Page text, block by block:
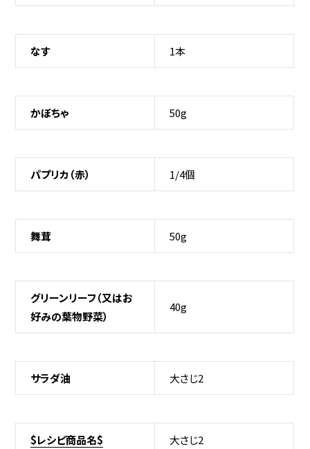
なす 1本
かぼちゃ 50g
パプリカ（赤） 1/4個
舞茸 50g
グリーンリーフ（又はお
好みの葉物野菜）
40g
サラダ油 大さじ2
$レシピ商品名$ 大さじ2